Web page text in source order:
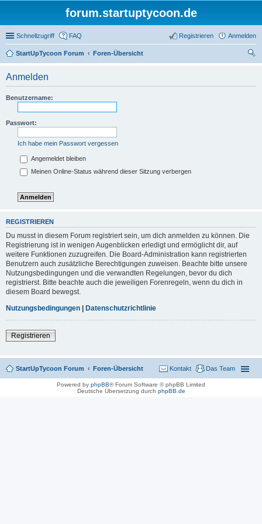
forum.startuptycoon.de
Schnellzugriff FAQ Anmelden
Registrieren
StartUpTycoon Forum
Foren-Übersicht
Anmelden
Benutzername:
Passwort:
Ich habe mein Passwort vergessen
Angemeldet bleiben
Meinen Online-Status während dieser Sitzung verbergen
REGISTRIEREN
Du musst in diesem Forum registriert sein, um dich anmelden zu können. Die
Registrierung ist in wenigen Augenblicken erledigt und ermöglicht dir, auf
weitere Funktionen zuzugreifen. Die Board-Administration kann registrierten
Benutzern auch zusätzliche Berechtigungen zuweisen. Beachte bitte unsere
Nutzungsbedingungen und die verwandten Regelungen, bevor du dich
registrierst. Bitte beachte auch die jeweiligen Forenregeln, wenn du dich in
diesem Board bewegst.
Nutzungsbedingungen | Datenschutzrichtlinie
Registrieren
StartUpTycoon Forum Foren-Übersicht Das Team
Kontakt
Powered by phpBB® Forum Software © phpBB Limited
Deutsche Übersetzung durch phpBB.de